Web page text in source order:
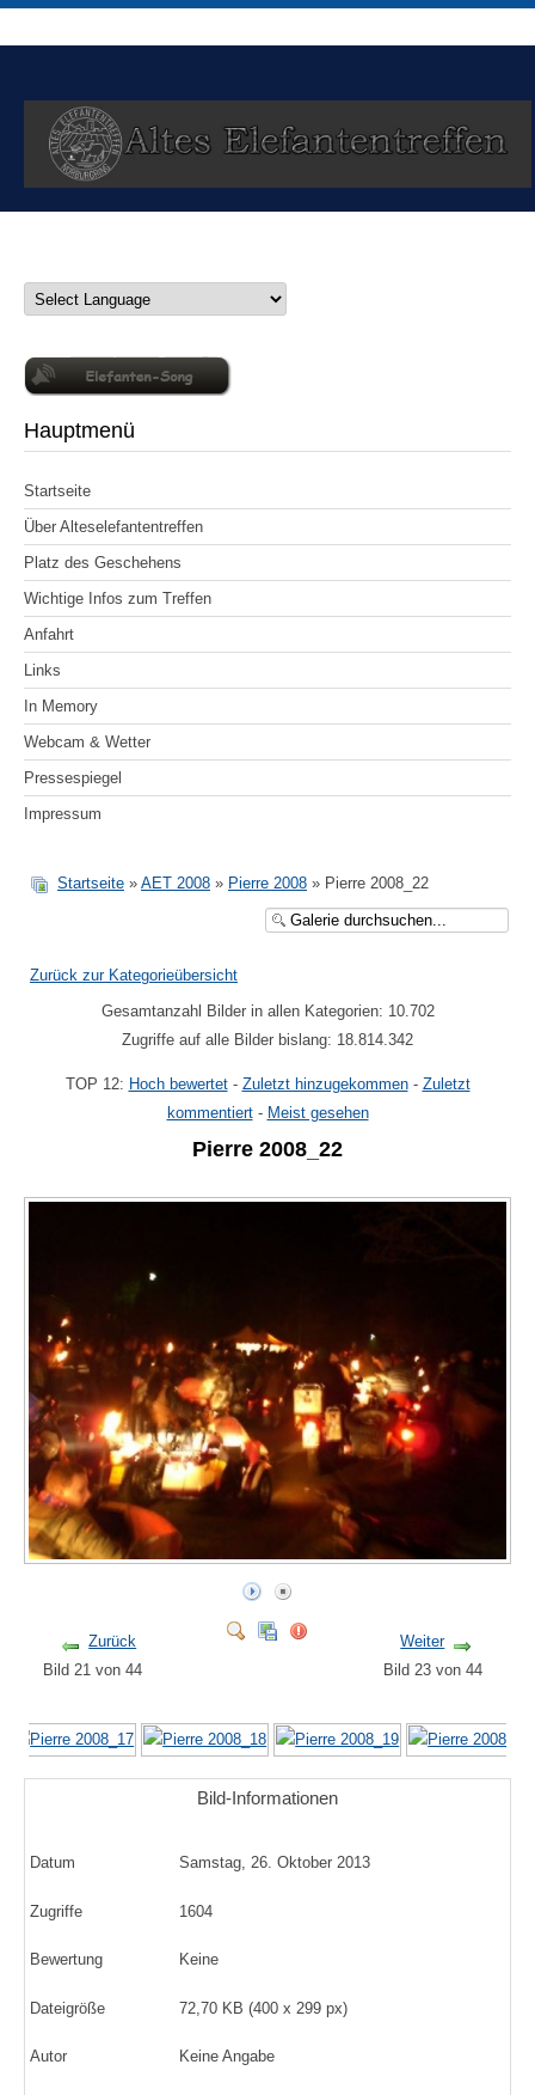
Hauptmenü
Startseite
Über Alteselefantentreffen
Platz des Geschehens
Wichtige Infos zum Treffen
Anfahrt
Links
In Memory
Webcam & Wetter
Pressespiegel
Impressum
Startseite » AET 2008 » Pierre 2008 » Pierre 2008_22
Zurück zur Kategorieübersicht
Gesamtanzahl Bilder in allen Kategorien: 10.702
Zugriffe auf alle Bilder bislang: 18.814.342
TOP 12: Hoch bewertet- Zuletzt hinzugekommen- Zuletzt
kommentiert- Meist gesehen
Pierre 2008_22
Zurück
Bild 21 von 44
Weiter
Bild 23 von 44
Bild-Informationen
Datum Samstag, 26. Oktober 2013
Zugriffe 1604
Bewertung Keine
Dateigröße 72,70 KB (400 x 299 px)
Autor Keine Angabe